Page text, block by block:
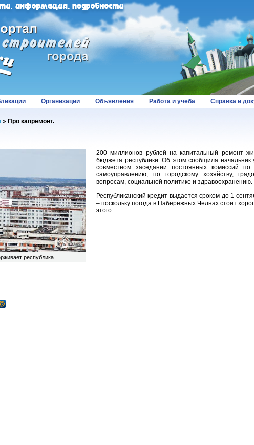
Организации Объявления Работа и учеба Справка и
» Про капремонт.
республика.
200 миллионов рублей на капитальный ремонт
бюджета республики. Об этом сообщила
совместном заседании постоянных комиссий
самоуправлению, по городскому хозяйству,
вопросам, социальной политике и здравоохранению.
Республиканский кредит выдается сроком до 1
– поскольку погода в Набережных Челнах стоит
этого.